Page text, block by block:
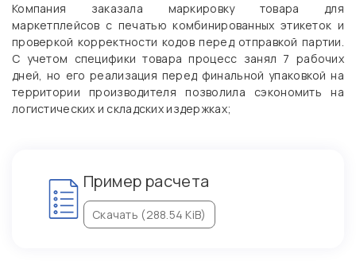
Компания заказала маркировку товара для
маркетплейсов с печатью комбинированных этикеток и
проверкой корректности кодов перед отправкой партии.
С учетом специфики товара процесс занял 7 рабочих
дней, но его реализация перед финальной упаковкой на
территории производителя позволила сэкономить на
логистических и складских издержках;
Пример расчета
Скачать (288.54 KiB)